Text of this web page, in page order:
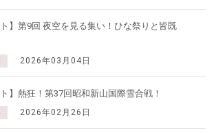
ト】第9回 夜空を見る集い！ひな祭りと皆既
2026年03月04日
】熱狂！第37回昭和新山国際雪合戦！
2026年02月26日